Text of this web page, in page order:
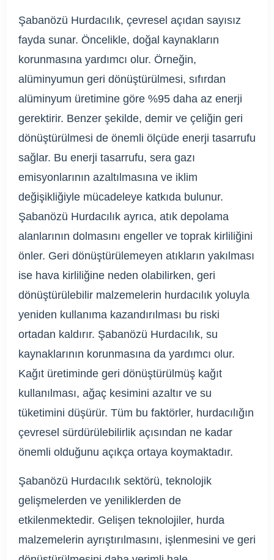
Şabanözü Hurdacılık, çevresel açıdan sayısız
fayda sunar. Öncelikle, doğal kaynakların
korunmasına yardımcı olur. Örneğin,
alüminyumun geri dönüştürülmesi, sıfırdan
alüminyum üretimine göre %95 daha az enerji
gerektirir. Benzer şekilde, demir ve çeliğin geri
dönüştürülmesi de önemli ölçüde enerji tasarrufu
sağlar. Bu enerji tasarrufu, sera gazı
emisyonlarının azaltılmasına ve iklim
değişikliğiyle mücadeleye katkıda bulunur.
Şabanözü Hurdacılık ayrıca, atık depolama
alanlarının dolmasını engeller ve toprak kirliliğini
önler. Geri dönüştürülemeyen atıkların yakılması
ise hava kirliliğine neden olabilirken, geri
dönüştürülebilir malzemelerin hurdacılık yoluyla
yeniden kullanıma kazandırılması bu riski
ortadan kaldırır. Şabanözü Hurdacılık, su
kaynaklarının korunmasına da yardımcı olur.
Kağıt üretiminde geri dönüştürülmüş kağıt
kullanılması, ağaç kesimini azaltır ve su
tüketimini düşürür. Tüm bu faktörler, hurdacılığın
çevresel sürdürülebilirlik açısından ne kadar
önemli olduğunu açıkça ortaya koymaktadır.
Şabanözü Hurdacılık sektörü, teknolojik
gelişmelerden ve yeniliklerden de
etkilenmektedir. Gelişen teknolojiler, hurda
malzemelerin ayrıştırılmasını, işlenmesini ve geri